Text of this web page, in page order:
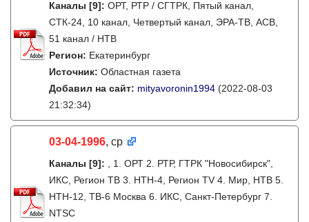
Каналы [9]: ОРТ, РТР / СГТРК, Пятый канал,
СТК-24, 10 канал, Четвертый канал, ЭРА-ТВ, АСВ,
51 канал / НТВ
Регион: Екатеринбург
Источник: Областная газета
Добавил на сайт: mityavoronin1994 (2022-08-03
21:32:34)
03-04-1996, ср
Каналы [9]:
, 1. ОРТ 2. РТР, ГТРК "Новосибирск",
ИКС, Регион ТВ 3. НТН-4, Регион TV 4. Мир, НТВ 5.
НТН-12, ТВ-6 Москва 6. ИКС, Санкт-Петербург 7.
NTSC